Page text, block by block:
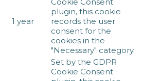
1 year
plugin, this cookie
records the user
consent for the
cookies in the
"Necessary" category.
Set by the GDPR
Cookie Consent